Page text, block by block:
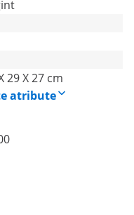
29 X 27 cm
atribute